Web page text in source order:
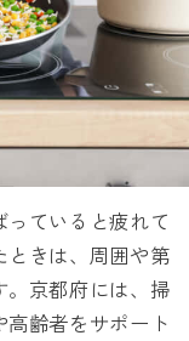
ていると疲れて
ときは、周囲や第
京都府には、掃
齢者をサポート